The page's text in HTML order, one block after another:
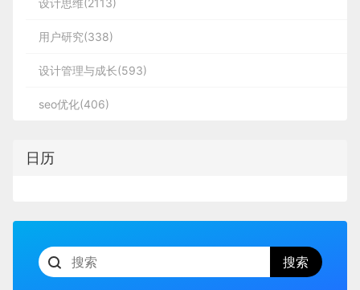
设计思维(2113)
用户研究(338)
设计管理与成长(593)
seo优化(406)
日历